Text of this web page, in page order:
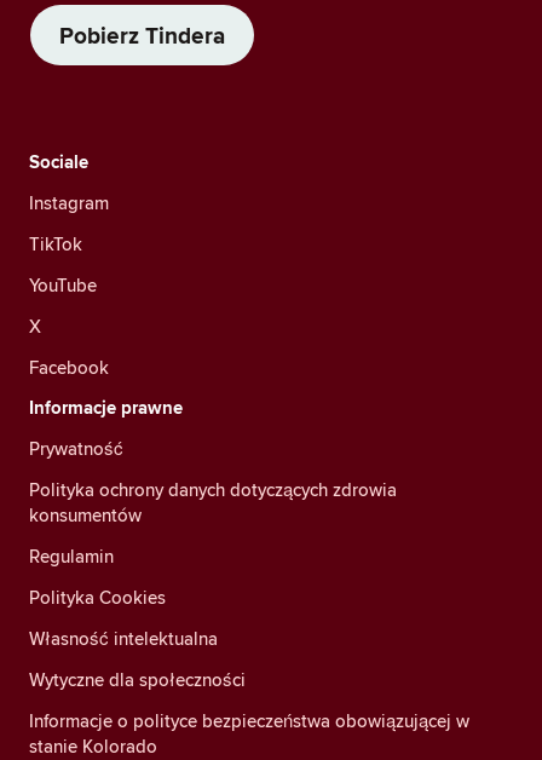
Pobierz Tindera
Sociale
Instagram
TikTok
YouTube
X
Facebook
Informacje prawne
Prywatność
Polityka ochrony danych dotyczących zdrowia
konsumentów
Regulamin
Polityka Cookies
Własność intelektualna
Wytyczne dla społeczności
Informacje o polityce bezpieczeństwa obowiązującej w
stanie Kolorado